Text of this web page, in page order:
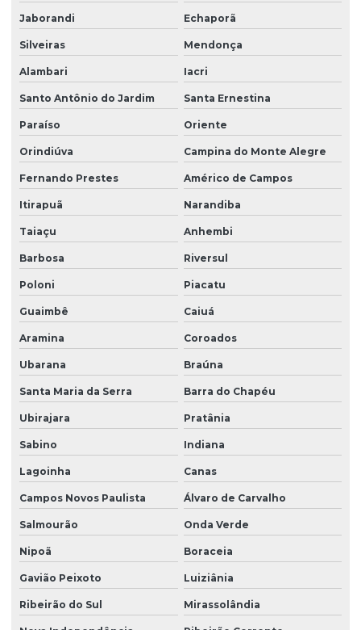
Jaborandi Echaporã
Silveiras Mendonça
Alambari Iacri
Santo Antônio do Jardim Santa Ernestina
Paraíso Oriente
Orindiúva Campina do Monte Alegre
Fernando Prestes Américo de Campos
Itirapuã Narandiba
Taiaçu Anhembi
Barbosa Riversul
Poloni Piacatu
Guaimbê Caiuá
Aramina Coroados
Ubarana Braúna
Santa Maria da Serra Barra do Chapéu
Ubirajara Pratânia
Sabino Indiana
Lagoinha Canas
Campos Novos Paulista Álvaro de Carvalho
Salmourão Onda Verde
Nipoã Boraceia
Gavião Peixoto Luiziânia
Ribeirão do Sul Mirassolândia